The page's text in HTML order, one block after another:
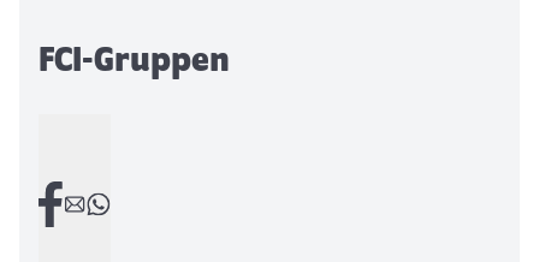
FCI-Gruppen